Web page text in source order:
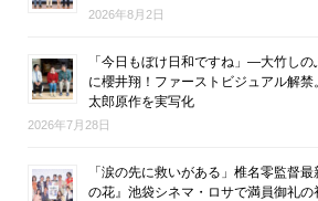
2026年8月2日
「今日もぼけ日和ですね」―大竹し
に櫻井翔！ファーストビジュアル解
太郎原作を実写化
2026年7月28日
「涙の先に救いがある」椎名零監督
の花』池袋シネマ・ロサで満員御礼の